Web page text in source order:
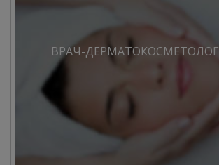
ВРАЧ-ДЕРМАТОКОСМЕТОЛОГ